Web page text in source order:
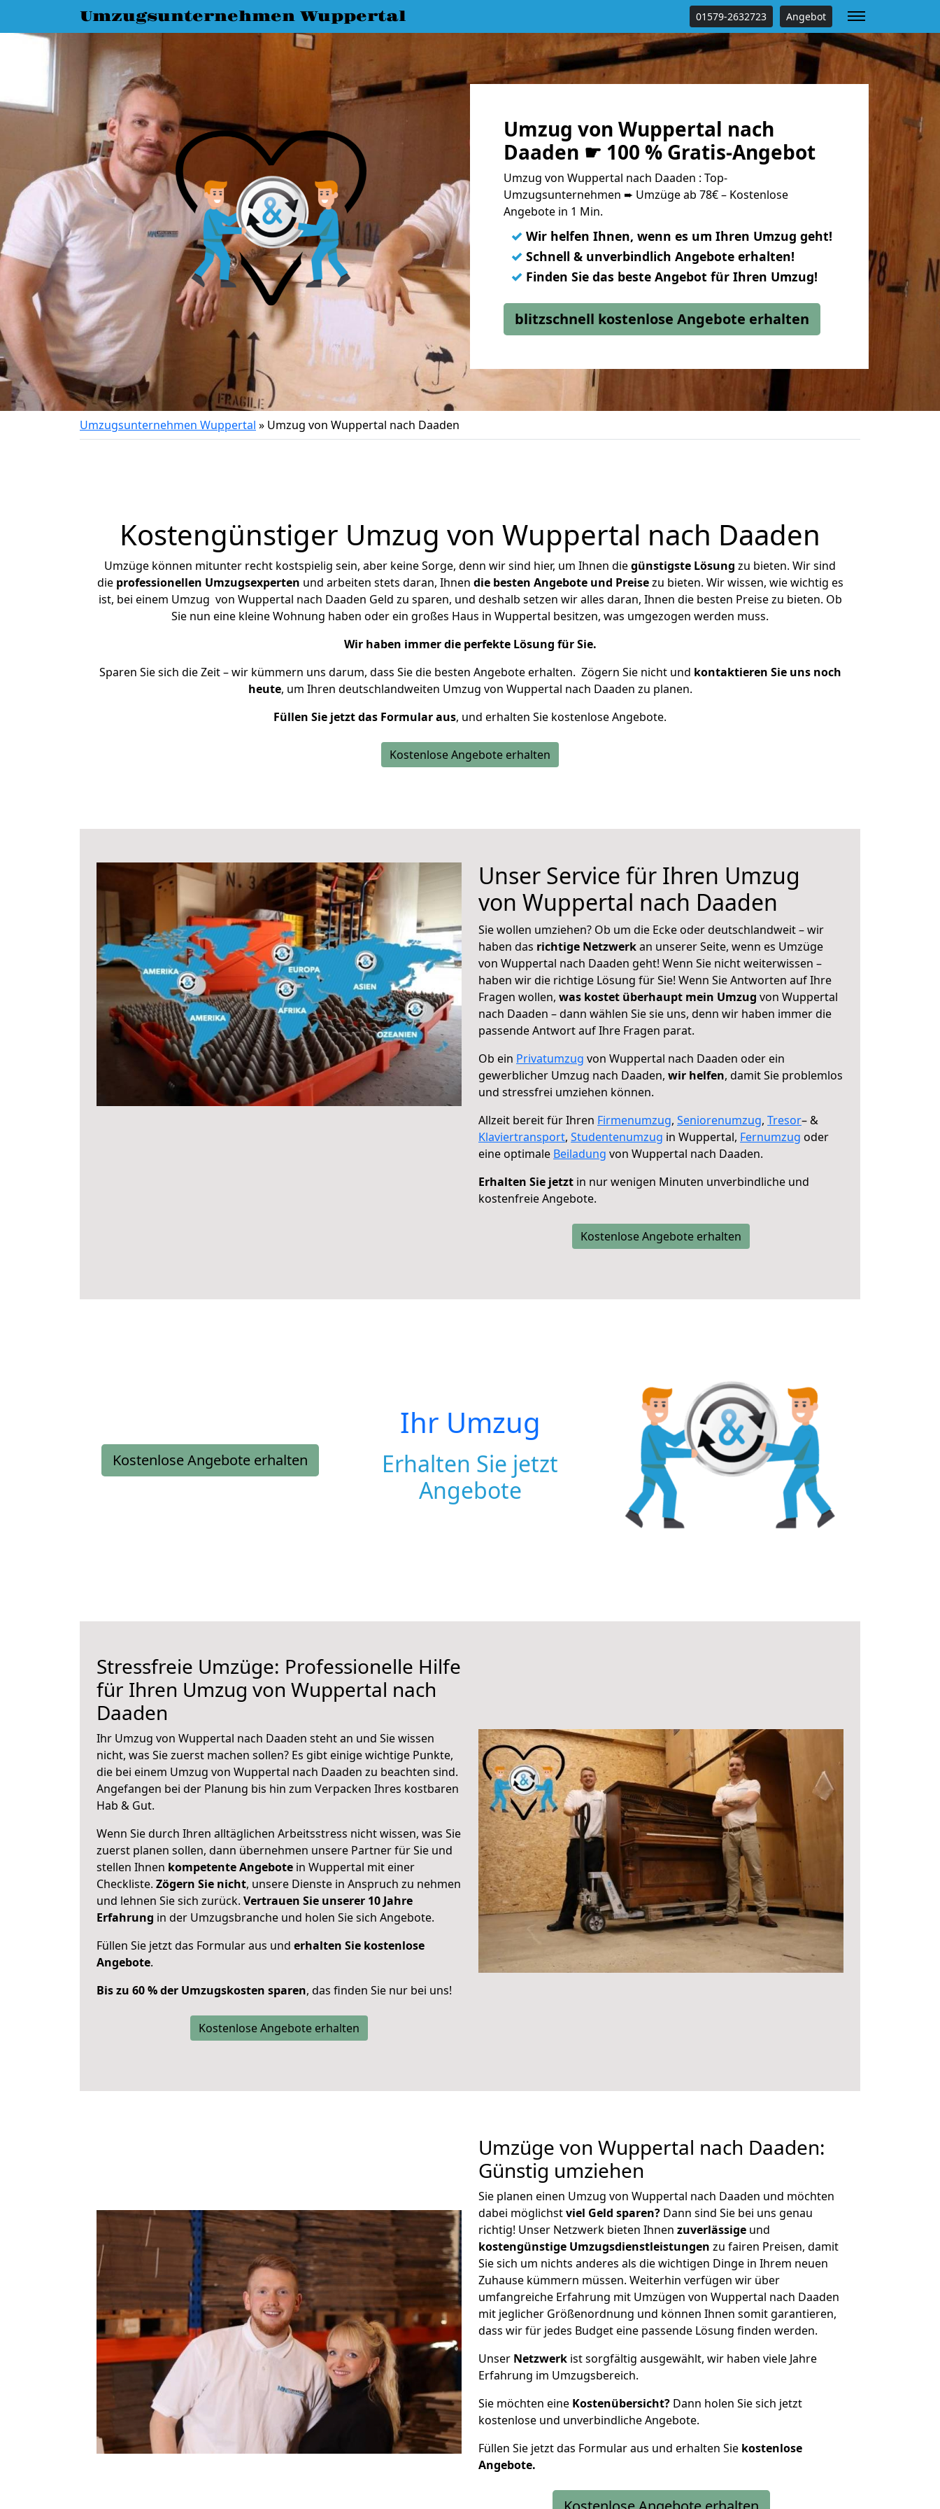
Umzugsunternehmen Wuppertal 01579-2632723 Angebot
Umzug von Wuppertal nach
Daaden ☛ 100 % Gratis-Angebot
Umzug von Wuppertal nach Daaden : Top-
Umzugsunternehmen ➨ Umzüge ab 78€ – Kostenlose
Angebote in 1 Min.
✓ Wir helfen Ihnen, wenn es um Ihren Umzug geht!
✓ Schnell & unverbindlich Angebote erhalten!
✓ Finden Sie das beste Angebot für Ihren Umzug!
blitzschnell kostenlose Angebote erhalten
Umzugsunternehmen Wuppertal » Umzug von Wuppertal nach Daaden
Kostengünstiger Umzug von Wuppertal nach Daaden
Umzüge können mitunter recht kostspielig sein, aber keine Sorge, denn wir sind hier, um Ihnen diegünstigste Lösung zu bieten. Wir sind
die professionellen Umzugsexperten und arbeiten stets daran, Ihnen die besten Angebote und Preisezu bieten. Wir wissen, wie wichtig es
ist, bei einem Umzug von Wuppertal nach Daaden Geld zu sparen, und deshalb setzen wir alles daran, Ihnen die besten Preise zu bieten. Ob
Sie nun eine kleine Wohnung haben oder ein großes Haus in Wuppertal besitzen, was umgezogen werden muss.
Wir haben immer die perfekte Lösung für Sie.
Sparen Sie sich die Zeit – wir kümmern uns darum, dass Sie die besten Angebote erhalten. Zögern Sie nicht und kontaktieren Sie uns noch
heute, um Ihren deutschlandweiten Umzug von Wuppertal nach Daaden zu planen.
Füllen Sie jetzt das Formular aus, und erhalten Sie kostenlose Angebote.
Kostenlose Angebote erhalten
Unser Service für Ihren Umzug
von Wuppertal nach Daaden
Sie wollen umziehen? Ob um die Ecke oder deutschlandweit – wir
haben das richtige Netzwerkan unserer Seite, wenn es Umzüge
von Wuppertal nach Daaden geht! Wenn Sie nicht weiterwissen –
haben wir die richtige Lösung für Sie! Wenn Sie Antworten auf Ihre
Fragen wollen, was kostet überhaupt mein Umzug von Wuppertal
nach Daaden – dann wählen Sie sie uns, denn wir haben immer die
passende Antwort auf Ihre Fragen parat.
Ob ein Privatumzug von Wuppertal nach Daaden oder ein
gewerblicher Umzug nach Daaden, wir helfen, damit Sie problemlos
und stressfrei umziehen können.
Allzeit bereit für Ihren Firmenumzug, Seniorenumzug, Tresor– &
Klaviertransport, Studentenumzug in Wuppertal, Fernumzug oder
eine optimale Beiladung von Wuppertal nach Daaden.
Erhalten Sie jetzt in nur wenigen Minuten unverbindliche und
kostenfreie Angebote.
Kostenlose Angebote erhalten
Kostenlose Angebote erhalten
Ihr Umzug
Erhalten Sie jetzt
Angebote
Stressfreie Umzüge: Professionelle Hilfe
für Ihren Umzug von Wuppertal nach
Daaden
Ihr Umzug von Wuppertal nach Daaden steht an und Sie wissen
nicht, was Sie zuerst machen sollen? Es gibt einige wichtige Punkte,
die bei einem Umzug von Wuppertal nach Daaden zu beachten sind.
Angefangen bei der Planung bis hin zum Verpacken Ihres kostbaren
Hab & Gut.
Wenn Sie durch Ihren alltäglichen Arbeitsstress nicht wissen, was Sie
zuerst planen sollen, dann übernehmen unsere Partner für Sie und
stellen Ihnen kompetente Angebote in Wuppertal mit einer
Checkliste. Zögern Sie nicht, unsere Dienste in Anspruch zu nehmen
und lehnen Sie sich zurück. Vertrauen Sie unserer 10 Jahre
Erfahrung in der Umzugsbranche und holen Sie sich Angebote.
Füllen Sie jetzt das Formular aus und erhalten Sie kostenlose
Angebote.
Bis zu 60 % der Umzugskosten sparen, das finden Sie nur bei uns!
Kostenlose Angebote erhalten
Umzüge von Wuppertal nach Daaden:
Günstig umziehen
Sie planen einen Umzug von Wuppertal nach Daaden und möchten
dabei möglichstviel Geld sparen? Dann sind Sie bei uns genau
richtig! Unser Netzwerk bieten Ihnen zuverlässige und
kostengünstige Umzugsdienstleistungen zu fairen Preisen, damit
Sie sich um nichts anderes als die wichtigen Dinge in Ihrem neuen
Zuhause kümmern müssen. Weiterhin verfügen wir über
umfangreiche Erfahrung mit Umzügen von Wuppertal nach Daaden
mit jeglicher Größenordnung und können Ihnen somit garantieren,
dass wir für jedes Budget eine passende Lösung finden werden.
Unser Netzwerk ist sorgfältig ausgewählt, wir haben viele Jahre
Erfahrung im Umzugsbereich.
Sie möchten eine Kostenübersicht? Dann holen Sie sich jetzt
kostenlose und unverbindliche Angebote.
Füllen Sie jetzt das Formular aus und erhalten Sie kostenlose
Angebote.